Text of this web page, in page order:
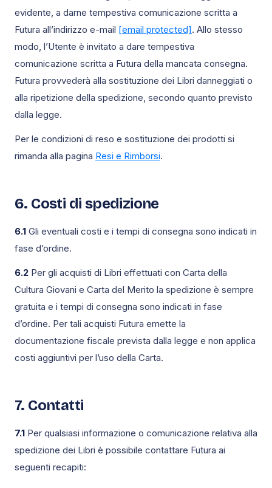
evidente, a darne tempestiva comunicazione scritta a
Futura all’indirizzo e-mail [email protected]. Allo stesso
modo, l’Utente è invitato a dare tempestiva
comunicazione scritta a Futura della mancata consegna.
Futura provvederà alla sostituzione dei Libri danneggiati o
alla ripetizione della spedizione, secondo quanto previsto
dalla legge.
Per le condizioni di reso e sostituzione dei prodotti si
rimanda alla pagina Resi e Rimborsi.
6. Costi di spedizione
6.1 Gli eventuali costi e i tempi di consegna sono indicati in
fase d’ordine.
6.2 Per gli acquisti di Libri effettuati con Carta della
Cultura Giovani e Carta del Merito la spedizione è sempre
gratuita e i tempi di consegna sono indicati in fase
d’ordine. Per tali acquisti Futura emette la
documentazione fiscale prevista dalla legge e non applica
costi aggiuntivi per l’uso della Carta.
7. Contatti
7.1 Per qualsiasi informazione o comunicazione relativa alla
spedizione dei Libri è possibile contattare Futura ai
seguenti recapiti: